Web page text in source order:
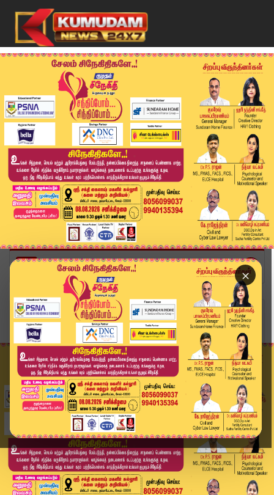
×
Home
வீடியோ ஸ்டோரி
ADMK DMDK Alliance | "அதிமுக கூட்டணியில் தேமுதி...